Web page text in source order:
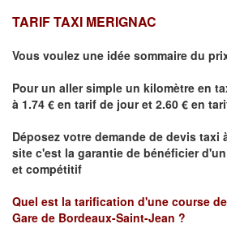
TARIF TAXI MERIGNAC
Vous voulez une idée sommaire du
Pour un aller simple un kilomètre en
à 1.74 € en tarif de jour et 2.60 € en
Déposez votre demande de devis taxi
site c'est la garantie de bénéficier
et compétitif
Quel est la tarification d'une course
Gare de Bordeaux-Saint-Jean ?